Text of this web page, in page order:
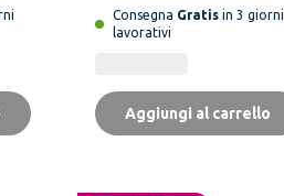
Consegna Gratis in 3 giorni
lavorativi
Aggiungi al carrello